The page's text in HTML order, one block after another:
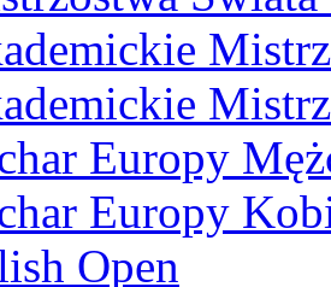
Europy
Europy
Open